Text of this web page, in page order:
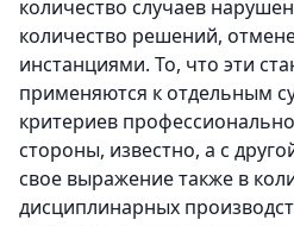
количество случаев
количество решений,
инстанциями. То, что эти
применяются к отдельным
критериев
стороны, известно, а с
свое выражение также в
дисциплинарных